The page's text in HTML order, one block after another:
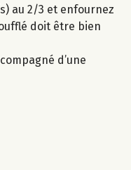
au 2/3 et enfournez
doit être bien
d’une